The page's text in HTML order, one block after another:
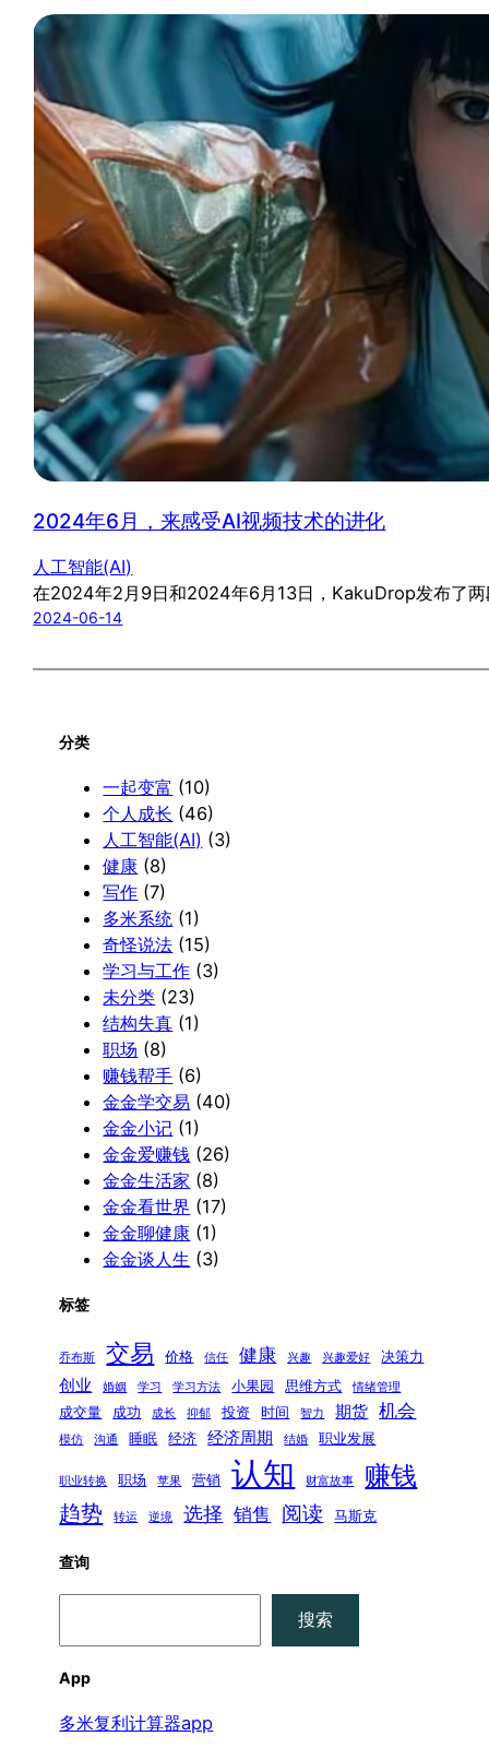
2024年6月，来感受AI视频技术的进化
人工智能(AI)
在2024年2月9日和2024年6月13日，KakuDrop发布了两
2024-06-14
分类
一起变富 (10)
个人成长 (46)
人工智能(AI) (3)
健康 (8)
写作 (7)
多米系统 (1)
奇怪说法 (15)
学习与工作 (3)
未分类 (23)
结构失真 (1)
职场 (8)
赚钱帮手 (6)
金金学交易 (40)
金金小记 (1)
金金爱赚钱 (26)
金金生活家 (8)
金金看世界 (17)
金金聊健康 (1)
金金谈人生 (3)
标签
乔布斯 交易 价格 信任 健康 兴趣 兴趣爱好 决策力
创业 婚姻 学习 学习方法 小果园 思维方式 情绪管理
成交量 成功 成长 抑郁 投资 时间 智力 期货 机会
模仿 沟通 睡眠 经济 经济周期 结婚 职业发展
职业转换 职场 苹果 营销 认知 财富故事 赚钱
趋势 转运 逆境 选择 销售 阅读 马斯克
查询
搜索
App
多米复利计算器app